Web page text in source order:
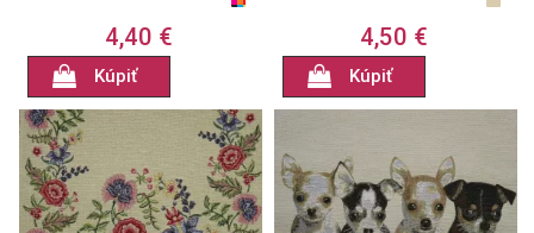
4,40 €
Kúpiť
4,50 €
Kúpiť